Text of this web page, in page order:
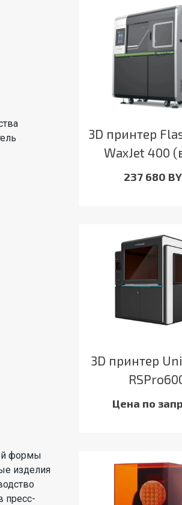
формы
изделия
пресс-
3D принтер
WaxJet 400
237 680
3D принтер
Цена по